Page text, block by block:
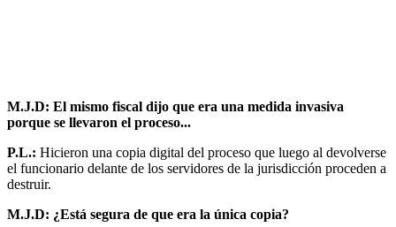
M.J.D: El mismo fiscal dijo que era una medida invasiva
porque se llevaron el proceso...
P.L.: Hicieron una copia digital del proceso que luego al devolverse
el funcionario delante de los servidores de la jurisdicción proceden a
destruir.
M.J.D: ¿Está segura de que era la única copia?